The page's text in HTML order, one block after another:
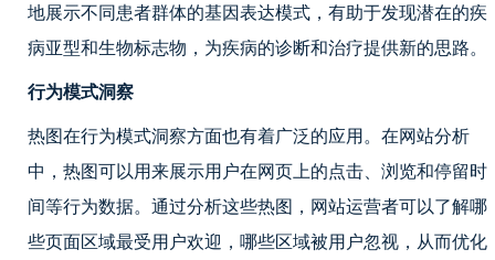
地展示不同患者群体的基因表达模式，有助于发现潜在的疾
病亚型和生物标志物，为疾病的诊断和治疗提供新的思路。
行为模式洞察
热图在行为模式洞察方面也有着广泛的应用。在网站分析
中，热图可以用来展示用户在网页上的点击、浏览和停留时
间等行为数据。通过分析这些热图，网站运营者可以了解哪
些页面区域最受用户欢迎，哪些区域被用户忽视，从而优化